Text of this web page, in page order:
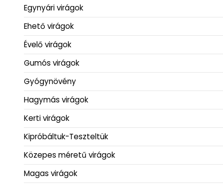
Egynyári virágok
Ehető virágok
Évelő virágok
Gumós virágok
Gyógynövény
Hagymás virágok
Kerti virágok
Kipróbáltuk-Teszteltük
Közepes méretű virágok
Magas virágok